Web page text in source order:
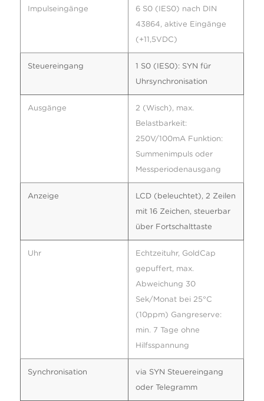
Impulseingänge
6 S0 (IES0) nach DIN
43864, aktive Eingänge
(+11,5VDC)
Steuereingang
1 S0 (IES0): SYN für
Uhrsynchronisation
Ausgänge
2 (Wisch), max.
Belastbarkeit:
250V/100mA Funktion:
Summenimpuls oder
Messperiodenausgang
Anzeige
LCD (beleuchtet), 2 Zeilen
mit 16 Zeichen, steuerbar
über Fortschalttaste
Uhr
Echtzeituhr, GoldCap
gepuffert, max.
Abweichung 30
Sek/Monat bei 25°C
(10ppm) Gangreserve:
min. 7 Tage ohne
Hilfsspannung
Synchronisation
via SYN Steuereingang
oder Telegramm